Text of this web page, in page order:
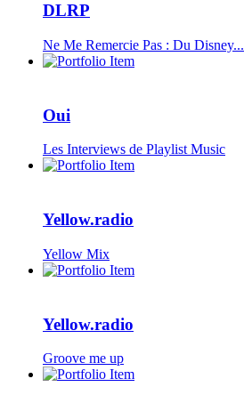
DLRP
Ne Me Remercie Pas : Du Disney...
Oui
Les Interviews de Playlist Music
Yellow.radio
Yellow Mix
Yellow.radio
Groove me up